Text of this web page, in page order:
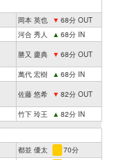
岡本 英也 ▼ 68分 OUT
河合 秀人 ▲ 68分 IN
勝又 慶典 ▼ 68分 OUT
萬代 宏樹 ▲ 68分 IN
佐藤 悠希 ▼ 82分 OUT
竹下 玲王 ▲ 82分 IN
都並 優太
70分